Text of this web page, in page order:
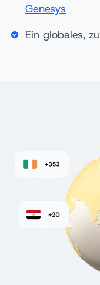
Genesys
Ein globales,